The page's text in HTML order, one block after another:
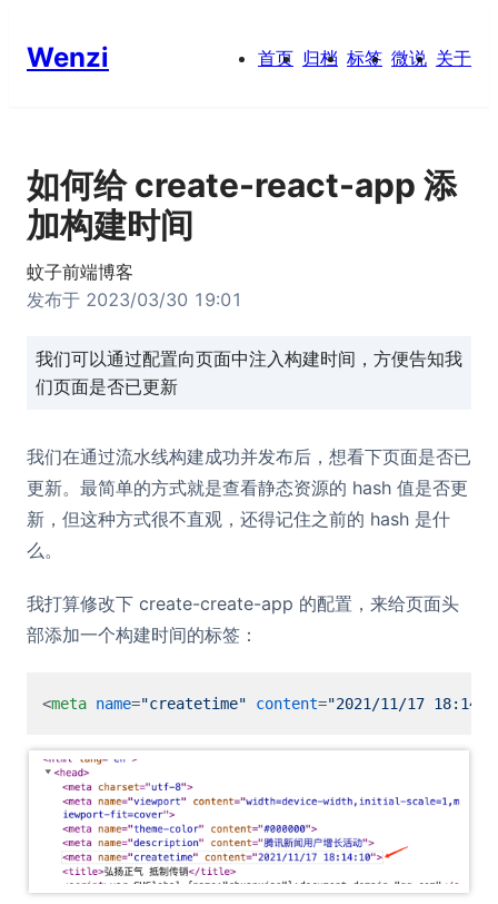
Wenzi 首页 归档 标签 微说 关于
如何给 create-react-app 添
加构建时间
蚊子前端博客
发布于 2023/03/30 19:01
我们可以通过配置向页面中注入构建时间，方便告知我
们页面是否已更新
我们在通过流水线构建成功并发布后，想看下页面是否已
更新。最简单的方式就是查看静态资源的 hash 值是否更
新，但这种方式很不直观，还得记住之前的 hash 是什
么。
我打算修改下 create-create-app 的配置，来给页面头
部添加一个构建时间的标签：
<meta name="createtime" content="2021/11/17